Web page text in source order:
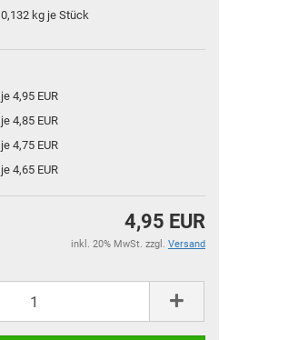
0,132 kg je Stück
je 4,95 EUR
je 4,85 EUR
je 4,75 EUR
je 4,65 EUR
4,95 EUR
inkl. 20% MwSt. zzgl. Versand